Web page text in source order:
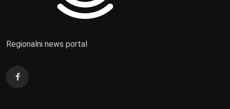
Regionalni news portal